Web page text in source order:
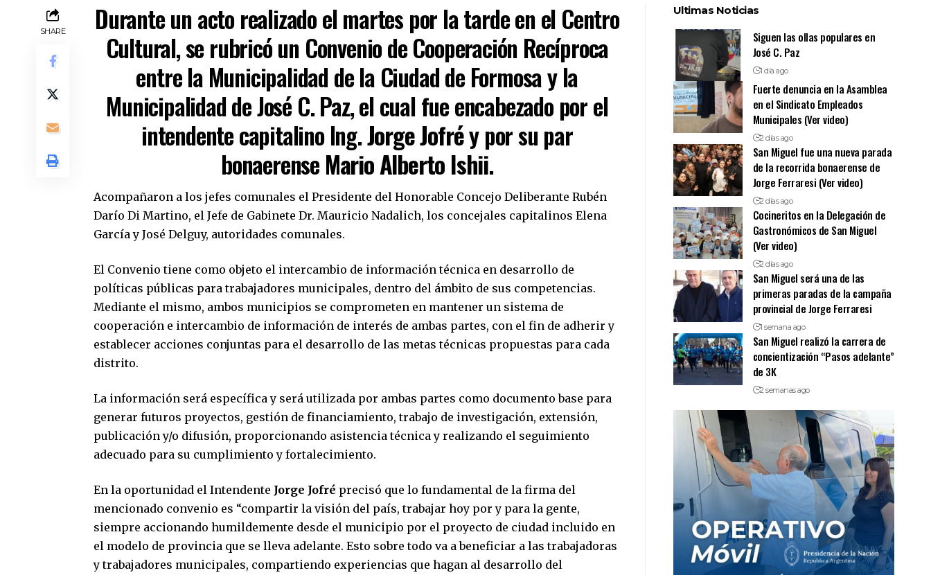
SHARE
Durante un acto realizado el martes por la tarde en el Centro
Cultural, se rubricó un Convenio de Cooperación Recíproca
entre la Municipalidad de la Ciudad de Formosa y la
Municipalidad de José C. Paz, el cual fue encabezado por el
intendente capitalino Ing.Jorge Jofréy por su par
bonaerenseMario Alberto Ishii.
Acompañaron a los jefes comunales el Presidente del Honorable Concejo Deliberante Rubén
Darío Di Martino, el Jefe de Gabinete Dr. Mauricio Nadalich, los concejales capitalinos Elena
García y José Delguy, autoridades comunales.
El Convenio tiene como objeto el intercambio de información técnica en desarrollo de
políticas públicas para trabajadores municipales, dentro del ámbito de sus competencias.
Mediante el mismo, ambos municipios se comprometen en mantener un sistema de
cooperación e intercambio de información de interés de ambas partes, con el fin de adherir y
establecer acciones conjuntas para el desarrollo de las metas técnicas propuestas para cada
distrito.
La información será específica y será utilizada por ambas partes como documento base para
generar futuros proyectos, gestión de financiamiento, trabajo de investigación, extensión,
publicación y/o difusión, proporcionando asistencia técnica y realizando el seguimiento
adecuado para su cumplimiento y fortalecimiento.
En la oportunidad el Intendente Jorge Jofré precisó que lo fundamental de la firma del
mencionado convenio es “compartir la visión del país, trabajar hoy por y para la gente,
siempre accionando humildemente desde el municipio por el proyecto de ciudad incluido en
el modelo de provincia que se lleva adelante. Esto sobre todo va a beneficiar a las trabajadoras
y trabajadores municipales, compartiendo experiencias que hagan al desarrollo del
Ultimas Noticias
Siguen las ollas populares en
José C. Paz
1 día ago
Fuerte denuncia en la Asamblea
en el Sindicato Empleados
Municipales (Ver video)
2 días ago
San Miguel fue una nueva parada
de la recorrida bonaerense de
Jorge Ferraresi (Ver video)
2 días ago
Cocineritos en la Delegación de
Gastronómicos de San Miguel
(Ver video)
2 días ago
San Miguel será una de las
primeras paradas de la campaña
provincial de Jorge Ferraresi
1 semana ago
San Miguel realizó la carrera de
concientización “Pasos adelante”
de 3K
2 semanas ago